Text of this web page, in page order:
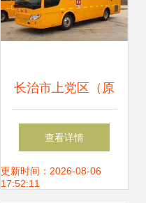
长治市上党区（原
长治县）幼儿园校
车代理服务，优质
查看详情
更新时间：2026-08-06
17:52:11